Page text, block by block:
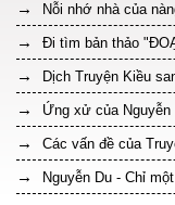
Nỗi nhớ nhà của
Đi tìm bản thảo
Dịch Truyện Kiều
Ứng xử của
Các vấn đề của
Nguyễn Du - Chỉ